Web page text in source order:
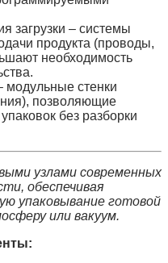
загрузки – системы
продукта (проводы,
необходимость
модульные стенки
позволяющие
без разборки
узлами современных
обеспечивая
упаковывание готовой
или вакуум.